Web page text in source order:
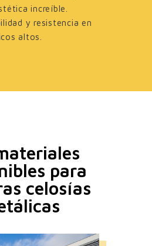
increíble.
y resistencia en
altos.
para
celosías